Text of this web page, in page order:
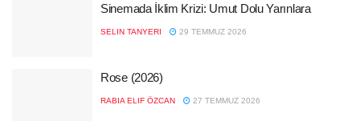
Sinemada İklim Krizi: Umut Dolu Yarınlara
SELIN TANYERI 29 TEMMUZ 2026
Rose (2026)
RABIA ELIF ÖZCAN 27 TEMMUZ 2026